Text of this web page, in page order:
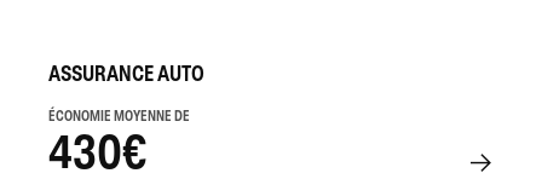
ASSURANCE AUTO
ÉCONOMIE MOYENNE DE
430€